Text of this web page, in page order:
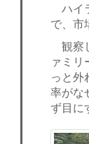
ハイ
で、市
観察
ァミリ
っと外
率がな
ず目に